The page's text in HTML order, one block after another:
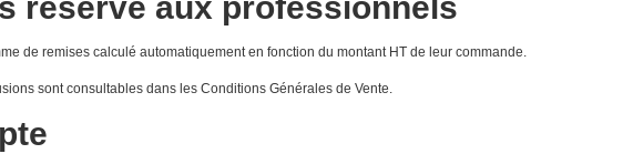
de remises calculé automatiquement en fonction du montant HT de leur commande.
sont consultables dans les Conditions Générales de Vente.